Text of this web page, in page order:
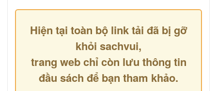
Hiện tại toàn bộ link tải đã bị gỡ
khỏi sachvui,
trang web chỉ còn lưu thông tin
đầu sách để bạn tham khảo.